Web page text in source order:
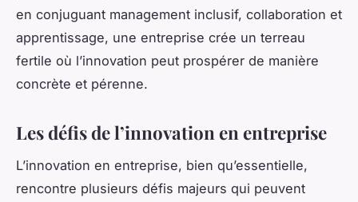
en conjuguant management inclusif, collaboration et
apprentissage, une entreprise crée un terreau
fertile où l’innovation peut prospérer de manière
concrète et pérenne.
Les défis de l’innovation en entreprise
L’innovation en entreprise, bien qu’essentielle,
rencontre plusieurs défis majeurs qui peuvent